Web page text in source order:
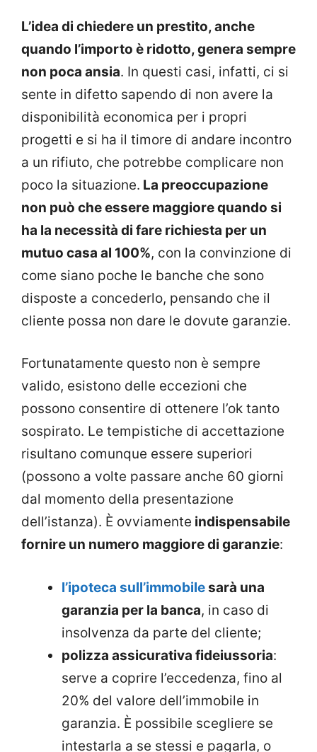
L’idea di chiedere un prestito, anche
quando l’importo è ridotto, genera sempre
non poca ansia. In questi casi, infatti, ci si
sente in difetto sapendo di non avere la
disponibilità economica per i propri
progetti e si ha il timore di andare incontro
a un rifiuto, che potrebbe complicare non
poco la situazione. La preoccupazione
non può che essere maggiore quando si
ha la necessità di fare richiesta per un
mutuo casa al 100%, con la convinzione di
come siano poche le banche che sono
disposte a concederlo, pensando che il
cliente possa non dare le dovute garanzie.
Fortunatamente questo non è sempre
valido, esistono delle eccezioni che
possono consentire di ottenere l’ok tanto
sospirato. Le tempistiche di accettazione
risultano comunque essere superiori
(possono a volte passare anche 60 giorni
dal momento della presentazione
dell’istanza). È ovviamente indispensabile
fornire un numero maggiore di garanzie:
l’ipoteca sull’immobilesarà una
garanzia per la banca, in caso di
insolvenza da parte del cliente;
polizza assicurativa fideiussoria:
serve a coprire l’eccedenza, fino al
20% del valore dell’immobile in
garanzia. È possibile scegliere se
intestarla a se stessi e pagarla, o